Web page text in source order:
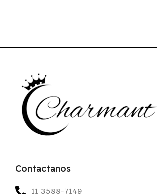
Contactanos
11 3588-7149